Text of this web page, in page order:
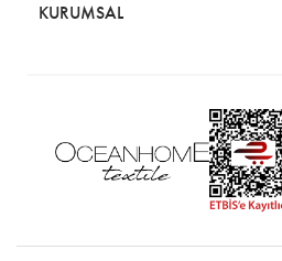
KURUMSAL